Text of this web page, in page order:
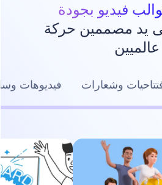
بجودة
حركة
فيديوهات وسائل التواصل